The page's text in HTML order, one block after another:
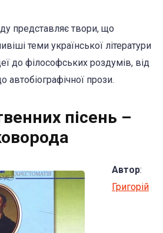
представляє твори, що
теми української літератури
до філософських роздумів, від
автобіографічної прози.
пісень –
Автор:
Григорій